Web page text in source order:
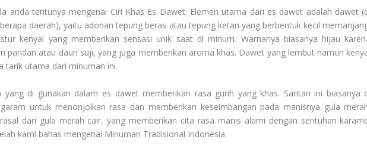
anda tentunya mengenai Ciri Khas Es Dawet. Elemen utama dari es dawet adalah dawet
daerah), yaitu adonan tepung beras atau tepung ketan yang berbentuk kecil
kenyal yang memberikan sensasi unik saat di minum. Warnanya biasanya hijau
pandan atau daun suji, yang juga memberikan aroma khas. Dawet yang lembut namun
tarik utama dari minuman ini.
yang di gunakan dalam es dawet memberikan rasa gurih yang khas. Santan ini biasanya
untuk menonjolkan rasa dan memberikan keseimbangan pada manisnya gula
dari gula merah cair, yang memberikan cita rasa manis alami dengan sentuhan
kami bahas mengenai Minuman Tradisional Indonesia.